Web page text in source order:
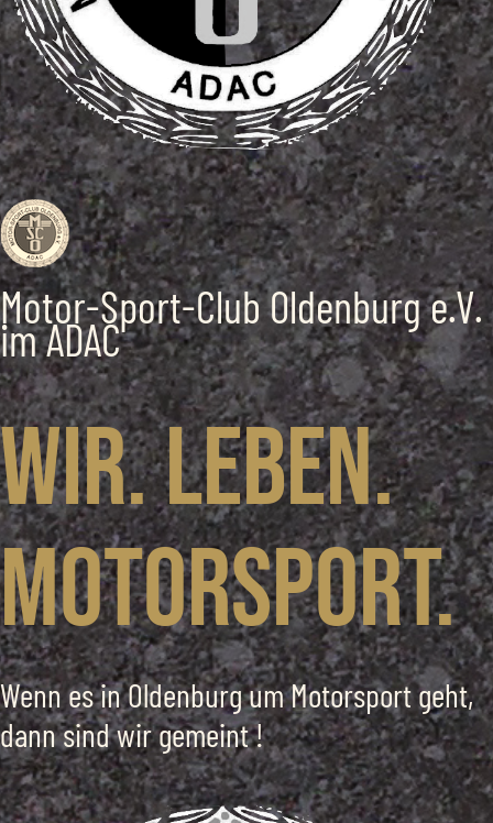
Motor-Sport-Club Oldenburg e.V.
im ADAC
Wir. Leben.
Motorsport.
Wenn es in Oldenburg um Motorsport geht,
dann sind wir gemeint !